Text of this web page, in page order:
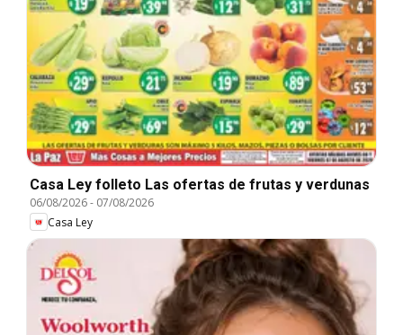
Casa Ley folleto Las ofertas de frutas y verdunas
06/08/2026- 07/08/2026
Casa Ley